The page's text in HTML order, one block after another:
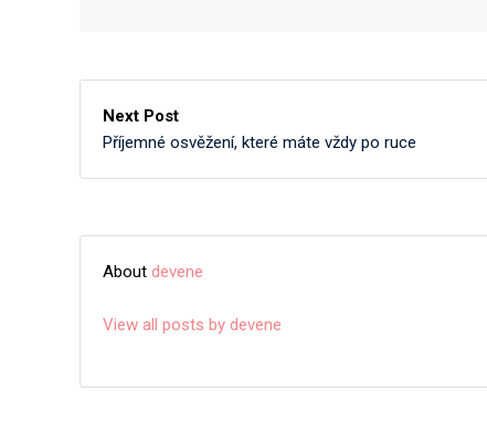
Next Post
Příjemné osvěžení, které máte vždy po ruce
About devene
View all posts by devene